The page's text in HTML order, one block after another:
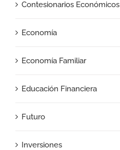
Contesionarios Económicos
Economía
Economía Familiar
Educación Financiera
Futuro
Inversiones